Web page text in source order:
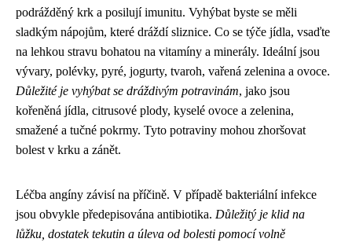
podrážděný krk a posilují imunitu. Vyhýbat byste se měli
sladkým nápojům, které dráždí sliznice. Co se týče jídla, vsaďte
na lehkou stravu bohatou na vitamíny a minerály. Ideální jsou
vývary, polévky, pyré, jogurty, tvaroh, vařená zelenina a ovoce.
Důležité je vyhýbat se dráždivým potravinám, jako jsou
kořeněná jídla, citrusové plody, kyselé ovoce a zelenina,
smažené a tučné pokrmy. Tyto potraviny mohou zhoršovat
bolest v krku a zánět.
Léčba angíny závisí na příčině. V případě bakteriální infekce
jsou obvykle předepisována antibiotika. Důležitý je klid na
lůžku, dostatek tekutin a úleva od bolesti pomocí volně